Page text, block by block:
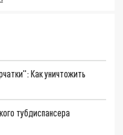
Как уничтожить
тубдиспансера